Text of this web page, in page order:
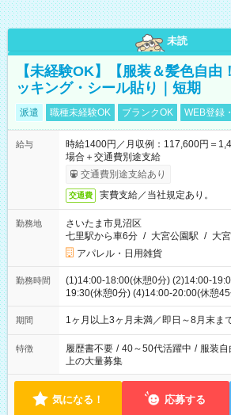
未読
【未経験OK】【服装＆髪色自由
ッキング・シール貼り｜短期
派遣 職種未経験OK ブランクOK WEB登録
給与
時給1400円／月収例：117,600円＝
場合＋交通費別途支給
交通費別途支給あり
交通費 実費支給／当社規定あり。
勤務地
さいたま市見沼区
七里駅から車6分 / 大宮公園駅 / 大
アパレル・日用雑貨
勤務時間
(1)14:00-18:00(休憩0分) (2)14:00-
19:30(休憩0分) (4)14:00-20:00(休憩
ます
期間 1ヶ月以上3ヶ月未満／即日～8月末ま
特徴 履歴書不要 / 40～50代活躍中 / 服装自
上の大量募集
気になる！ 応募する